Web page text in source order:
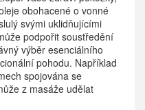
obohacené o vonné
svými uklidňujícími
podpořit soustředění
výběr esenciálního
pohodu. Například
spojována se
z masáže udělat